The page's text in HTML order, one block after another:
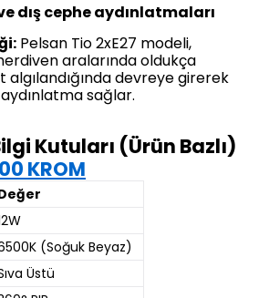
dış cephe aydınlatmaları
Pelsan Tio 2xE27 modeli,
aralarında oldukça
algılandığında devreye girerek
sağlar.
Kutuları (Ürün Bazlı)
KROM
(Soğuk Beyaz)
Üstü